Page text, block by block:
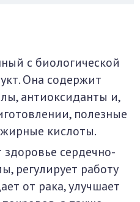
с биологической
Она содержит
антиоксиданты и,
полезные
кислоты.
здоровье сердечно-
регулирует работу
от рака, улучшает